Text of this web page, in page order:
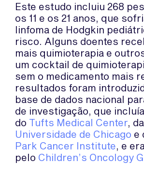
Este estudo incluiu 268
os 11 e os 21 anos, que
linfoma de Hodgkin
risco. Alguns doentes
mais quimioterapia e
um cocktail de
sem o medicamento mais
resultados foram
base de dados nacional
de investigação, que
do Tufts Medical Center, da
Universidade de Chicago e
Park Cancer Institute, e
pelo Children’s Oncology